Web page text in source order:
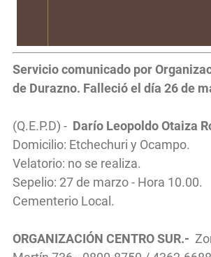
Serviciocomunicado por
de Durazno. Falleció el día 26 de
(Q.E.P.D) - Darío Leopoldo Otaiza
Domicilio: Etchechuri y Ocampo.
Velatorio: no se realiza.
Sepelio: 27 de marzo - Hora 10.00.
Cementerio Local.
ORGANIZACIÓN CENTRO SUR.-